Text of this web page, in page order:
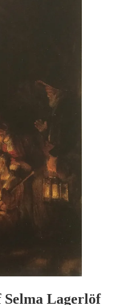
Lagerlöf